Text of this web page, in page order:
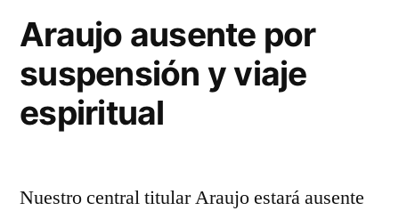
Araujo ausente por
suspensión y viaje
espiritual
Nuestro central titular Araujo estará ausente